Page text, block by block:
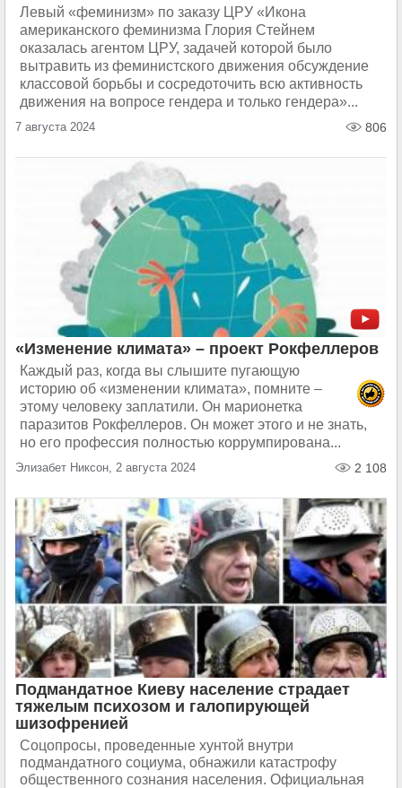
Левый «феминизм» по заказу ЦРУ «Икона
американского феминизма Глория Стейнем
оказалась агентом ЦРУ, задачей которой было
вытравить из феминистского движения обсуждение
классовой борьбы и сосредоточить всю активность
движения на вопросе гендера и только гендера»...
7 августа 2024 806
«Изменение климата» – проект Рокфеллеров
Каждый раз, когда вы слышите пугающую
историю об «изменении климата», помните –
этому человеку заплатили. Он марионетка
паразитов Рокфеллеров. Он может этого и не знать,
но его профессия полностью коррумпирована...
Элизабет Никсон, 2 августа 2024 2 108
Подмандатное Киеву население страдает
тяжелым психозом и галопирующей
шизофренией
Соцопросы, проведенные хунтой внутри
подмандатного социума, обнажили катастрофу
общественного сознания населения. Официальная